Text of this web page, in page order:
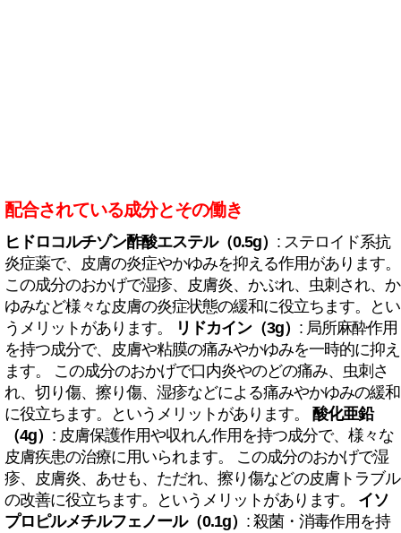
配合されている成分とその働き
ヒドロコルチゾン酢酸エステル（0.5g） : ステロイド系抗
炎症薬で、皮膚の炎症やかゆみを抑える作用があります。
この成分のおかげで湿疹、皮膚炎、かぶれ、虫刺され、か
ゆみなど様々な皮膚の炎症状態の緩和に役立ちます。とい
うメリットがあります。
リドカイン（3g） : 局所麻酔作用
を持つ成分で、皮膚や粘膜の痛みやかゆみを一時的に抑え
ます。 この成分のおかげで口内炎やのどの痛み、虫刺さ
れ、切り傷、擦り傷、湿疹などによる痛みやかゆみの緩和
に役立ちます。というメリットがあります。 酸化亜鉛
（4g） : 皮膚保護作用や収れん作用を持つ成分で、様々な
皮膚疾患の治療に用いられます。 この成分のおかげで湿
疹、皮膚炎、あせも、ただれ、擦り傷などの皮膚トラブル
の改善に役立ちます。というメリットがあります。 イソ
プロピルメチルフェノール（0.1g） : 殺菌・消毒作用を持